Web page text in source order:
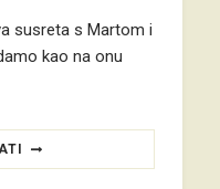
susreta s Martom i
kao na onu